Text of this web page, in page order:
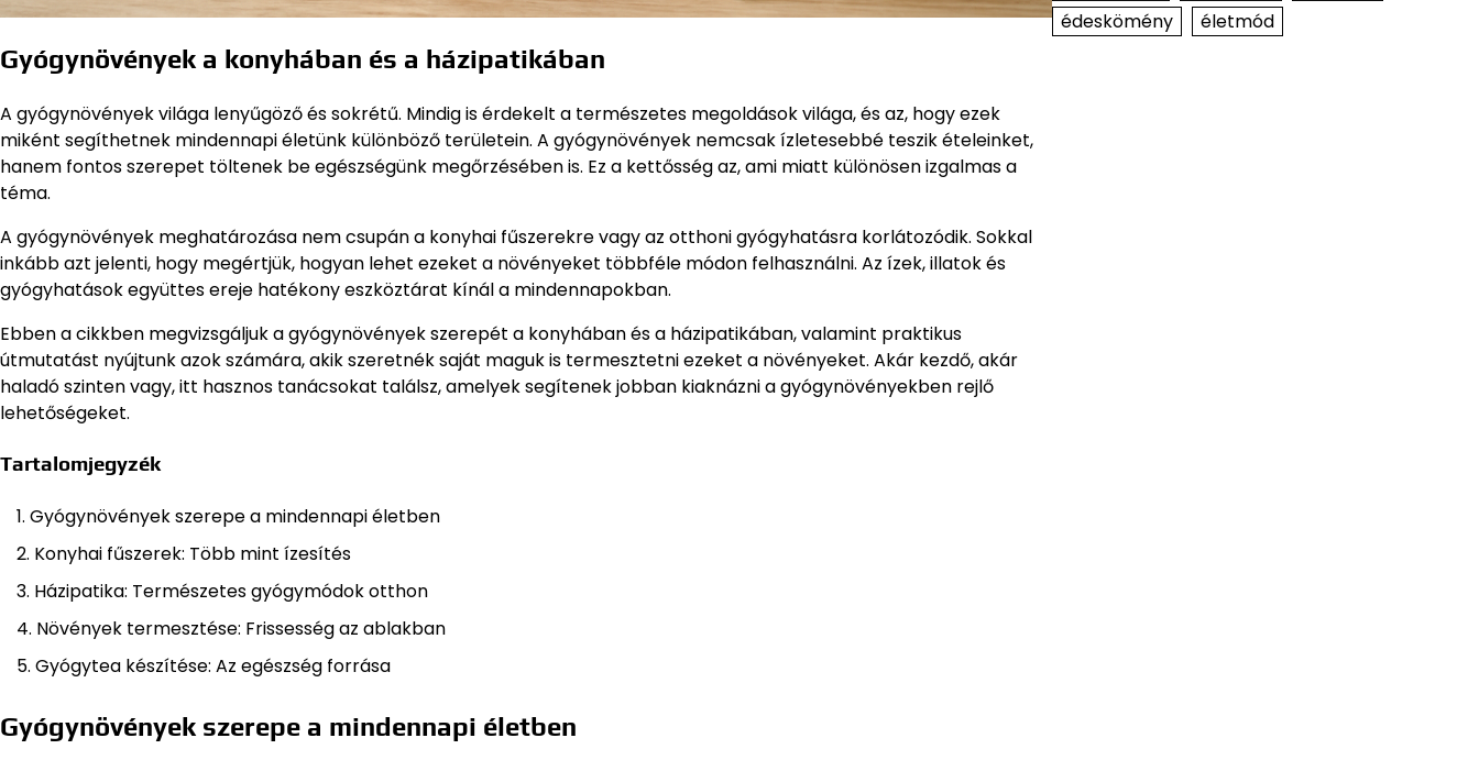
Gyógynövények a konyhában és a házipatikában
A gyógynövények világa lenyűgöző és sokrétű. Mindig is érdekelt a természetes megoldások világa, és az, hogy ezek
miként segíthetnek mindennapi életünk különböző területein. A gyógynövények nemcsak ízletesebbé teszik ételeinket,
hanem fontos szerepet töltenek be egészségünk megőrzésében is. Ez a kettősség az, ami miatt különösen izgalmas a
téma.
A gyógynövények meghatározása nem csupán a konyhai fűszerekre vagy az otthoni gyógyhatásra korlátozódik. Sokkal
inkább azt jelenti, hogy megértjük, hogyan lehet ezeket a növényeket többféle módon felhasználni. Az ízek, illatok és
gyógyhatások együttes ereje hatékony eszköztárat kínál a mindennapokban.
Ebben a cikkben megvizsgáljuk a gyógynövények szerepét a konyhában és a házipatikában, valamint praktikus
útmutatást nyújtunk azok számára, akik szeretnék saját maguk is termesztetni ezeket a növényeket. Akár kezdő, akár
haladó szinten vagy, itt hasznos tanácsokat találsz, amelyek segítenek jobban kiaknázni a gyógynövényekben rejlő
lehetőségeket.
Tartalomjegyzék
Gyógynövények szerepe a mindennapi életben
Konyhai fűszerek: Több mint ízesítés
Házipatika: Természetes gyógymódok otthon
Növények termesztése: Frissesség az ablakban
Gyógytea készítése: Az egészség forrása
Gyógynövények szerepe a mindennapi életben
édeskömény
életmód